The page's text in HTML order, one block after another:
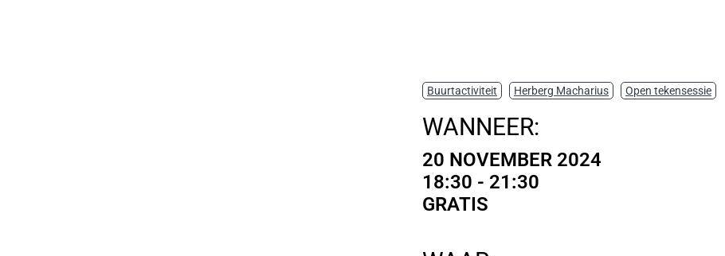
Buurtactiviteit Herberg Macharius Open tekensessie
WANNEER:
20 NOVEMBER 2024
18:30 - 21:30
GRATIS